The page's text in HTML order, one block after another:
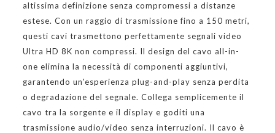
altissima definizione senza compromessi a distanze
estese. Con un raggio di trasmissione fino a 150 metri,
questi cavi trasmettono perfettamente segnali video
Ultra HD 8K non compressi. Il design del cavo all-in-
one elimina la necessità di componenti aggiuntivi,
garantendo un'esperienza plug-and-play senza perdita
o degradazione del segnale. Collega semplicemente il
cavo tra la sorgente e il display e goditi una
trasmissione audio/video senza interruzioni. Il cavo è